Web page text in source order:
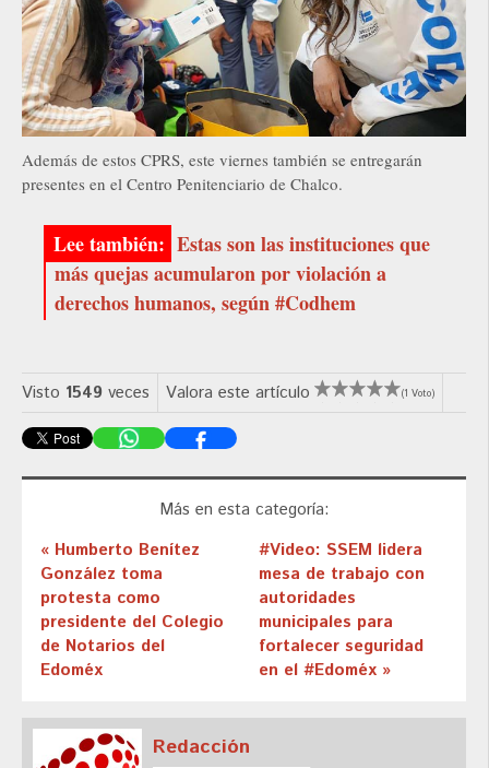
Además de estos CPRS, este viernes también se entregarán
presentes en el Centro Penitenciario de Chalco.
Estas son las instituciones que
más quejas acumularon por violación a
derechos humanos, según #Codhem
Visto 1549 veces Valora este artículo (1 Voto)
Más en esta categoría:
« Humberto Benítez
González toma
protesta como
presidente del Colegio
de Notarios del
Edoméx
#Video: SSEM lidera
mesa de trabajo con
autoridades
municipales para
fortalecer seguridad
en el #Edoméx »
Redacción